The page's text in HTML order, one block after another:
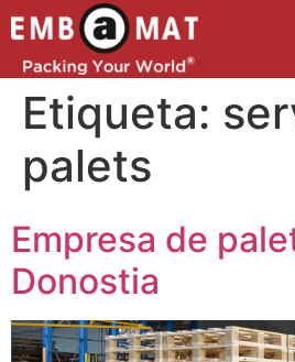
Etiqueta:
palets
Empresa de
Donostia